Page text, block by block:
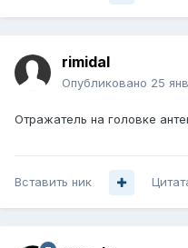
rimidal
Опубликовано 25
Отражатель на головке
Вставить ник